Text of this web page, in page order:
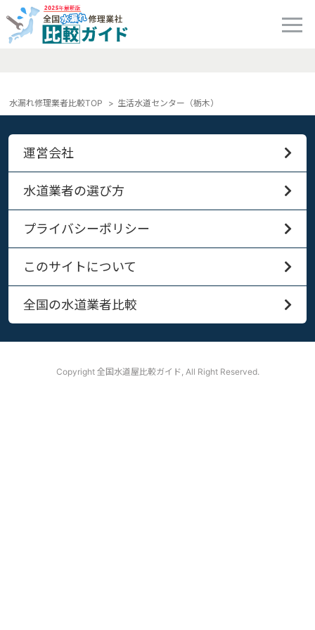
水漏れ修理業者比較TOP 生活水道センター（栃木）
運営会社
水道業者の選び方
プライバシーポリシー
このサイトについて
全国の水道業者比較
Copyright 全国水道屋比較ガイド, All Right Reserved.